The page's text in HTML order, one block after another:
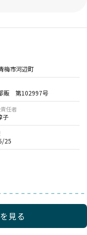
梅市河辺町
販 第102997号
任者
子
25
見る